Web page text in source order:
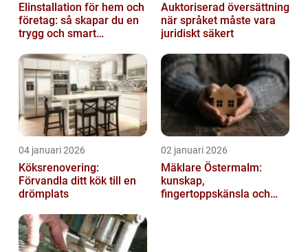
Elinstallation för hem och
företag: så skapar du en
trygg och smart
Auktoriserad översättning
när språket måste vara
juridiskt säkert
04 januari 2026
Köksrenovering:
Förvandla ditt kök till en
drömplats
02 januari 2026
Mäklare Östermalm:
kunskap,
fingertoppskänsla och